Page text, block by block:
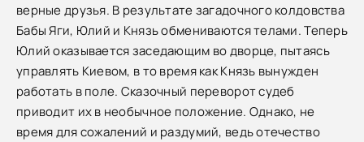
верные друзья. В результате загадочного колдовства
Бабы Яги, Юлий и Князь обмениваются телами. Теперь
Юлий оказывается заседающим во дворце, пытаясь
управлять Киевом, в то время как Князь вынужден
работать в поле. Сказочный переворот судеб
приводит их в необычное положение. Однако, не
время для сожалений и раздумий, ведь отечество